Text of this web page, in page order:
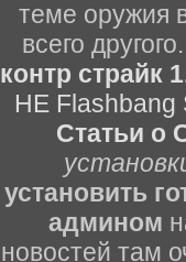
теме оружия
всего
контр страйк
HE Flashbang
Статьи о
установить
админом
новостей там